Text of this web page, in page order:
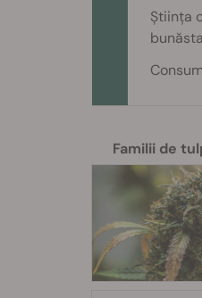
Știința
Familii de